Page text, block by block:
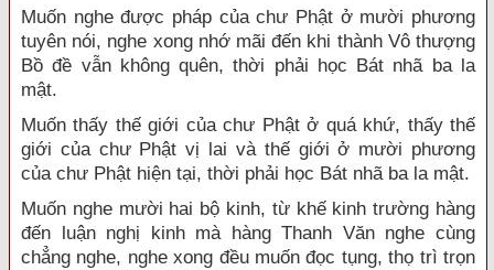
Muốn nghe được pháp của chư Phật ở mười phương
tuyên nói, nghe xong nhớ mãi đến khi thành Vô thượng
Bồ đề vẫn không quên, thời phải học Bát nhã ba la
mật.
Muốn thấy thế giới của chư Phật ở quá khứ, thấy thế
giới của chư Phật vị lai và thế giới ở mười phương
của chư Phật hiện tại, thời phải học Bát nhã ba la mật.
Muốn nghe mười hai bộ kinh, từ khế kinh trường hàng
đến luận nghị kinh mà hàng Thanh Văn nghe cùng
chẳng nghe, nghe xong đều muốn đọc tụng, thọ trì trọn